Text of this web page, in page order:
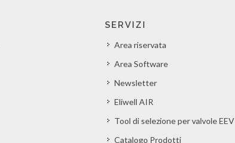
SERVIZI
Area riservata
Area Software
Newsletter
Eliwell AIR
Tool di selezione per valvole EEV
Catalogo Prodotti